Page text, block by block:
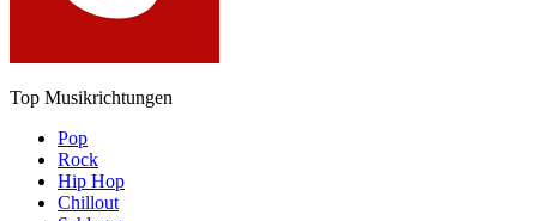
Top Musikrichtungen
Pop
Rock
Hip Hop
Chillout